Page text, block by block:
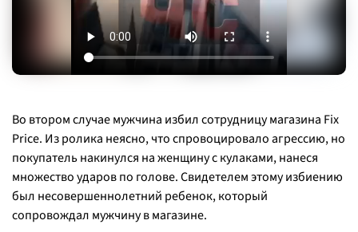
Во втором случае мужчина избил сотрудницу магазина Fix
Price. Из ролика неясно, что спровоцировало агрессию, но
покупатель накинулся на женщину с кулаками, нанеся
множество ударов по голове. Свидетелем этому избиению
был несовершеннолетний ребенок, который
сопровождал мужчину в магазине.